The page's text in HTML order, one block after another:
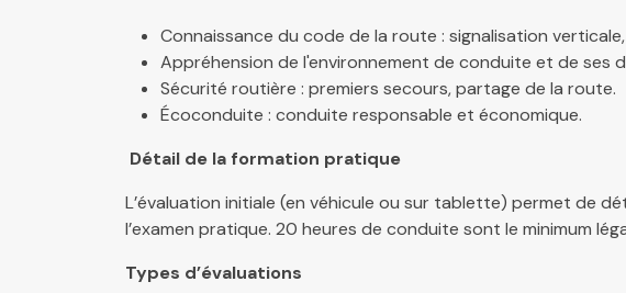
Connaissance du code de la route : signalisation
Appréhension de l'environnement de conduite et de ses
Sécurité routière : premiers secours, partage de la route.
Écoconduite : conduite responsable et économique.
Détail de la formation pratique
L’évaluation initiale (en véhicule ou sur tablette) permet de
l’examen pratique. 20 heures de conduite sont le minimum
Types d’évaluations